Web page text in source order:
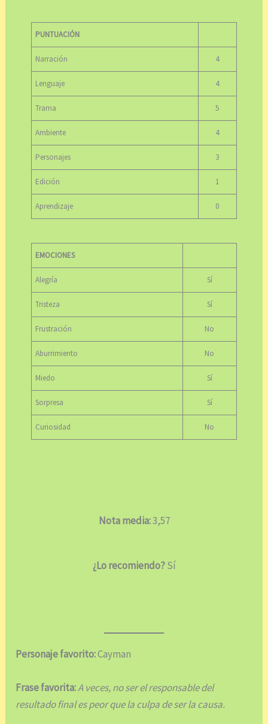
PUNTUACIÓN
Narración 4
Lenguaje 4
Trama 5
Ambiente 4
Personajes 3
Edición 1
Aprendizaje 0
EMOCIONES
Alegría Sí
Tristeza Sí
Frustración No
Aburrimiento No
Miedo Sí
Sorpresa Sí
Curiosidad No
Nota media:3,57
¿Lo recomiendo?Sí
Personaje favorito:Cayman
Frase favorita:A veces, no ser el responsable del
resultado final es peor que la culpa de ser la causa.